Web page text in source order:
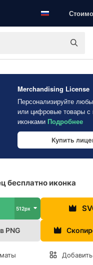
Merchandising License
Персонализируйте
или цифровые товары
иконками Подробнее
Купить
бесплатно иконка
512px
PNG